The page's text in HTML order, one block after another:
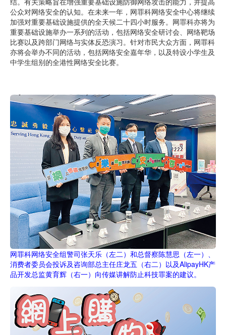
公众对网络安全的认知。在未来一年，网罪科网络安全中心将继续
加强对重要基础设施提供的全天候二十四小时服务。网罪科亦将为
重要基础设施举办一系列的活动，包括网络安全研讨会、网络靶场
比赛以及跨部门网络与实体反恐演习。针对市民大众方面，网罪科
亦将会举办不同的活动，包括网络安全嘉年华，以及特设小学生及
中学生组别的全港性网络安全比赛。
网罪科网络安全组警司张天乐（左二）和总督察陈慧思（左一）、
消费者委员会投诉及咨询部总主任庄龙五（右二）以及AlipayHK产
品开发总监黄育辉（右一）向传媒讲解防止科技罪案的建议。